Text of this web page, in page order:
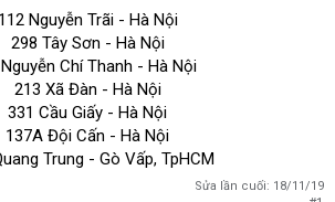
112 Nguyễn Trãi - Hà Nội
298 Tây Sơn - Hà Nội
Chí Thanh - Hà Nội
213 Xã Đàn - Hà Nội
331 Cầu Giấy - Hà Nội
137A Đội Cấn - Hà Nội
Trung - Gò Vấp, TpHCM
Sửa lần cuối: 18/11/19